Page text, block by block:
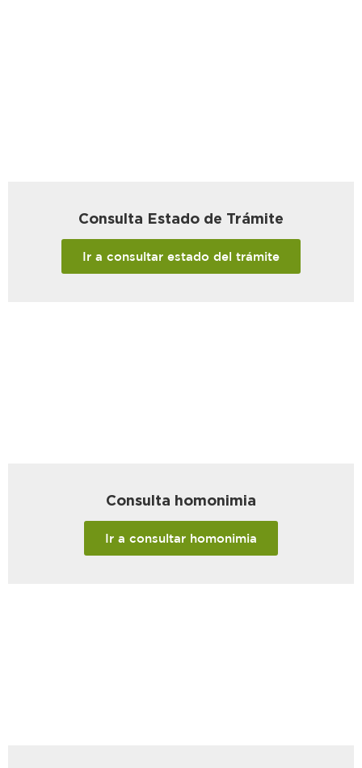
Consulta Estado de Trámite
Ir a consultar estado del trámite
Consulta homonimia
Ir a consultar homonimia